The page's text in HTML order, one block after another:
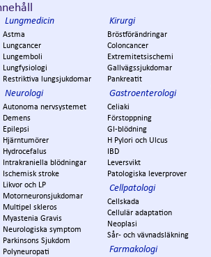
Lungmedicin
Astma
Lungcancer
Lungemboli
Lungfysiologi
Restriktiva lungsjukdomar
Neurologi
Autonoma nervsystemet
Demens
Epilepsi
Hjärntumörer
Hydrocefalus
Intrakraniella blödningar
Ischemisk stroke
Likvor och LP
Motorneuronsjukdomar
Multipel skleros
Myastenia Gravis
Neurologiska symptom
Parkinsons Sjukdom
Polyneuropati
Kirurgi
Bröstförändringar
Coloncancer
Extremitetsischemi
Gallvägssjukdomar
Pankreatit
Gastroenterologi
Celiaki
Förstoppning
GI-blödning
H Pylori och Ulcus
IBD
Leversvikt
Patologiska leverprover
Cellpatologi
Cellskada
Cellulär adaptation
Neoplasi
Sår- och vävnadsläkning
Farmakologi